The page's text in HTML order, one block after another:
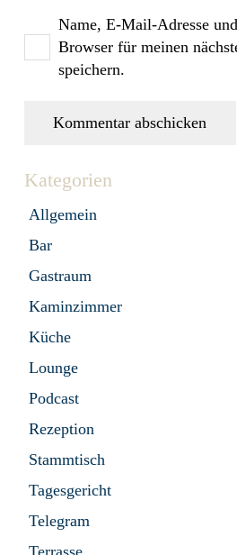
Name, E-Mail-Adresse
Browser für meinen
speichern.
Kommentar abschicken
Kategorien
Allgemein
Bar
Gastraum
Kaminzimmer
Küche
Lounge
Podcast
Rezeption
Stammtisch
Tagesgericht
Telegram